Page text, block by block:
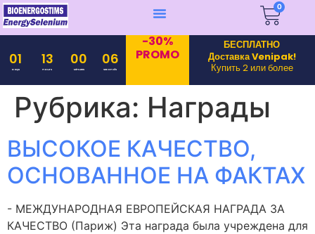
0
01
Days
13
Hours
00
Minutes
06
Seconds
-30%
PROMO
БЕСПЛАТНО
Доставка Venipak!
Купить 2 или более
Рубрика: Награды
ВЫСОКОЕ КАЧЕСТВО,
ОСНОВАННОЕ НА ФАКТАХ
- МЕЖДУНАРОДНАЯ ЕВРОПЕЙСКАЯ НАГРАДА ЗА
КАЧЕСТВО (Париж) Эта награда была учреждена для